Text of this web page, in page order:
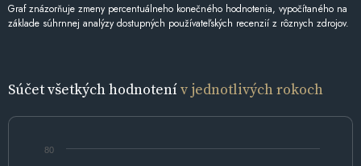
Graf znázorňuje zmeny percentuálneho konečného hodnotenia, vypočítaného na
základe súhrnnej analýzy dostupných používateľských recenzií z rôznych zdrojov.
Súčet všetkých hodnotenív jednotlivých rokoch
80